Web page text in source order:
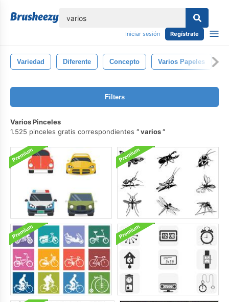
Iniciar sesión Regístrate
Variedad Diferente Concepto Varios Papeles
Filters
Varios Pinceles
1.525 pinceles gratis correspondientes
varios